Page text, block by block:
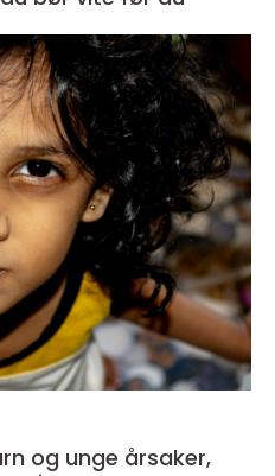
årsaker,